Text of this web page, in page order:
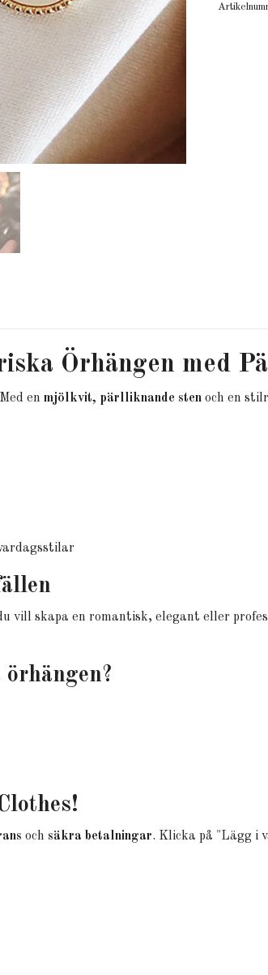
Örhängen med
en mjölkvit, pärlliknande sten och en
vill skapa en romantisk, elegant eller
och säkra betalningar. Klicka på "Lägg i